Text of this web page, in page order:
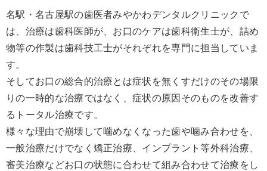
名駅・名古屋駅の歯医者みやかわデンタルクリニックで
は、治療は歯科医師が、お口のケアは歯科衛生士が、詰め
物等の作製は歯科技工士がそれぞれを専門に担当していま
す。
そしてお口の総合的治療とは症状を無くすだけのその場限
りの一時的な治療ではなく、症状の原因そのものを改善す
るトータル治療です。
様々な理由で崩壊して噛めなくなった歯や噛み合わせを、
一般治療だけでなく矯正治療、インプラント等外科治療、
審美治療などお口の状態に合わせて組み合わせて治療をし